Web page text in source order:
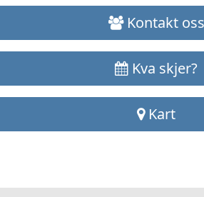
Kontakt oss
Kva skjer?
Kart